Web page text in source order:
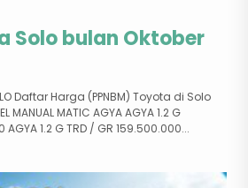
Solo bulan Oktober
Daftar Harga (PPNBM) Toyota di Solo
MANUAL MATIC AGYA AGYA 1.2 G
1.2 G TRD / GR 159.500.000...